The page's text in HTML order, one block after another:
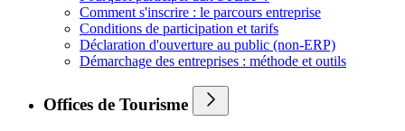
Comment s'inscrire : le parcours entreprise
Conditions de participation et tarifs
Déclaration d'ouverture au public (non-ERP)
Démarchage des entreprises : méthode et outils
Offices de Tourisme